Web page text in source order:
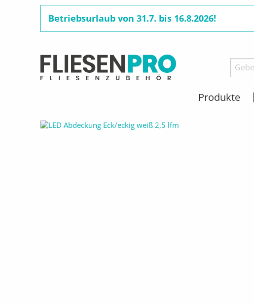
Betriebsurlaub von 31.7. bis 16.8.2026!
Produkte
FLIESENSCHIENEN &